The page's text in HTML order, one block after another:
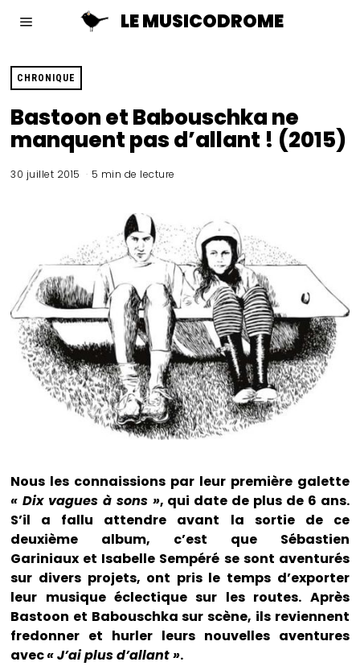
LE MUSICODROME
CHRONIQUE
Bastoon et Babouschka ne
manquent pas d’allant ! (2015)
30 juillet 2015 5 min de lecture
Nous les connaissions par leur première galette
« Dix vagues à sons », qui date de plus de 6 ans.
S’il a fallu attendre avant la sortie de ce
deuxième album, c’est que Sébastien
Gariniaux et Isabelle Sempéré se sont aventurés
sur divers projets, ont pris le temps d’exporter
leur musique éclectique sur les routes. Après
Bastoon et Babouschka sur scène, ils reviennent
fredonner et hurler leurs nouvelles aventures
avec« J’ai plus d’allant ».